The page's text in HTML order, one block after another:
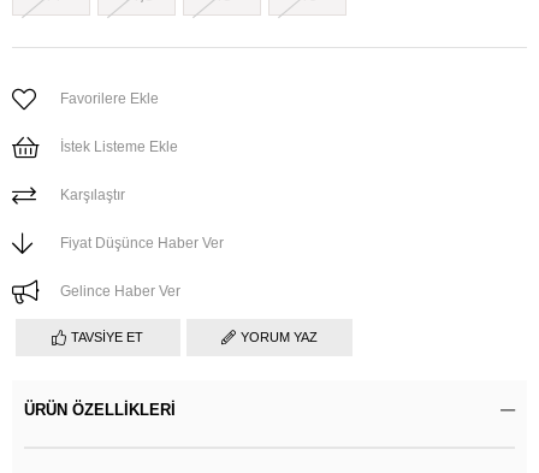
Favorilere Ekle
İstek Listeme Ekle
Karşılaştır
Fiyat Düşünce Haber Ver
Gelince Haber Ver
TAVSIYE ET YORUM YAZ
ÜRÜN ÖZELLIKLERI